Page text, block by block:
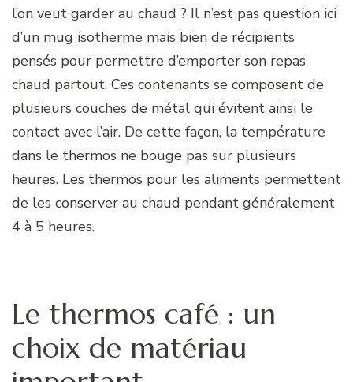
l’on veut garder au chaud ? Il n’est pas question ici
d’un mug isotherme mais bien de récipients
pensés pour permettre d’emporter son repas
chaud partout. Ces contenants se composent de
plusieurs couches de métal qui évitent ainsi le
contact avec l’air. De cette façon, la température
dans le thermos ne bouge pas sur plusieurs
heures. Les thermos pour les aliments permettent
de les conserver au chaud pendant généralement
4 à 5 heures.
Le thermos café : un
choix de matériau